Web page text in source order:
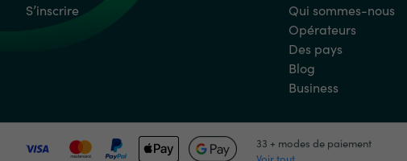
S’inscrire
Qui sommes-nous
Opérateurs
Des pays
Blog
Business
33 + modes de paiement